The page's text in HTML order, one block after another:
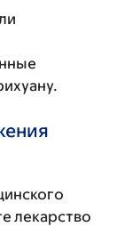
лекарство